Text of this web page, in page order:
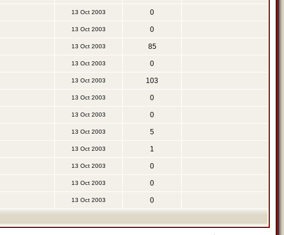
13 Oct 2003 0
13 Oct 2003 0
13 Oct 2003 85
13 Oct 2003 0
13 Oct 2003 103
13 Oct 2003 0
13 Oct 2003 0
13 Oct 2003 5
13 Oct 2003 1
13 Oct 2003 0
13 Oct 2003 0
13 Oct 2003 0